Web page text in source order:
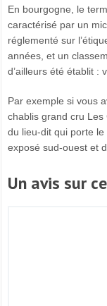
En bourgogne, le
caractérisé par un
réglementé sur
années, et un
d’ailleurs été établit :
Par exemple si vous
chablis grand cru Les
du lieu-dit qui porte
exposé sud-ouest et
Un avis sur